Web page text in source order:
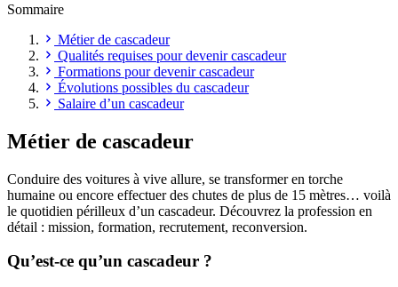
Sommaire
Métier de cascadeur
Qualités requises pour devenir cascadeur
Formations pour devenir cascadeur
Évolutions possibles du cascadeur
Salaire d’un cascadeur
Métier de cascadeur
Conduire des voitures à vive allure, se transformer en torche
humaine ou encore effectuer des chutes de plus de 15 mètres… voilà
le quotidien périlleux d’un cascadeur. Découvrez la profession en
détail : mission, formation, recrutement, reconversion.
Qu’est-ce qu’un cascadeur ?